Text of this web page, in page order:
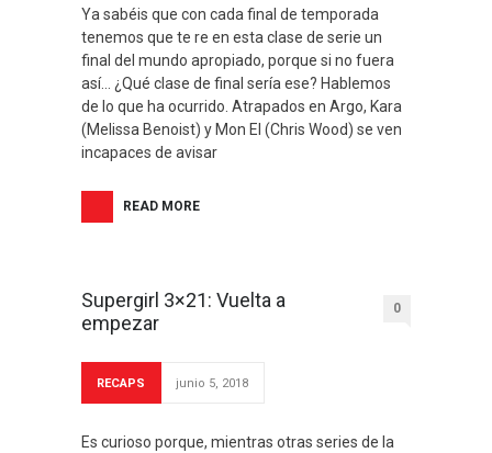
Ya sabéis que con cada final de temporada
tenemos que te re en esta clase de serie un
final del mundo apropiado, porque si no fuera
así… ¿Qué clase de final sería ese? Hablemos
de lo que ha ocurrido. Atrapados en Argo, Kara
(Melissa Benoist) y Mon El (Chris Wood) se ven
incapaces de avisar
READ MORE
Supergirl 3×21: Vuelta a
empezar
0
RECAPS junio 5, 2018
Es curioso porque, mientras otras series de la